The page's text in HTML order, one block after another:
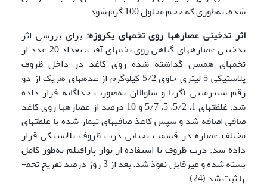
شده، به‌طوری که حجم محلول 100 گرم شود
اثر تدخینی عصاره­ها روی تخم­های یک­روزه:برای بررسی اثر
تدخینی عصاره­های گیاهی روی تخم­های آفت، تعداد 20 عدد از
تخم­های هم­سن گذاشته شده روی کاغذ در داخل ظروف
پلاستیکی 5 لیتری حاوی 5/2 کیلوگرم از غده­های هریک از دو
رقم سیب­زمینی آگریا و ساوالان به‌صورت جداگانه قرار داده
شد. غلظت­های 1، 5/2، 5، 5/7 و 10 درصد از عصاره­ها روی کاغذ
صافی اضافه شد و سپس کاغذ صافی­های تیمار شده با غلظت­های
مختلف عصاره در قسمت تحتانی درب ظروف پلاستیکی قرار
داده شد. درب ظروف با استفاده از نوار پارافیلم به‌طور کامل
بسته شده و غیر­قابل نفوذ شد. بعد از 3 روز درصد تفریخ تخم­
ها ثبت شد (24).